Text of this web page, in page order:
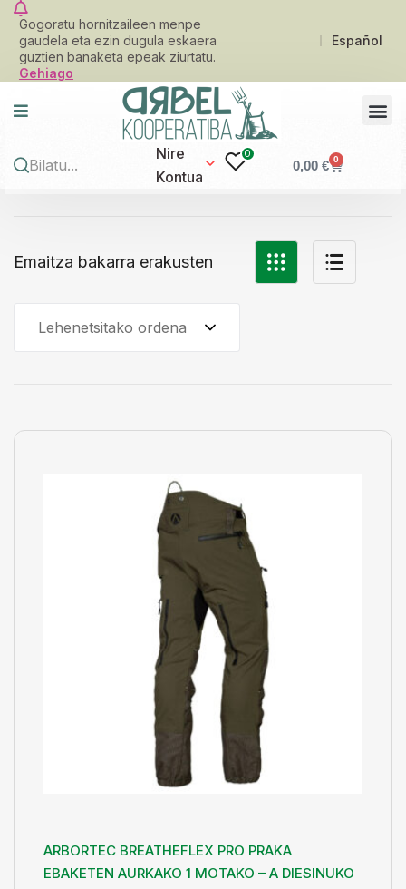
Gogoratu hornitzaileen menpe
gaudela eta ezin dugula eskaera
guztien banaketa epeak ziurtatu.
Gehiago
Español
Nire
Kontua
0
0,00€ 0
Emaitza bakarra erakusten
Lehenetsitako ordena
ARBORTEC BREATHEFLEX PRO PRAKA
EBAKETEN AURKAKO 1 MOTAKO – A DIESINUKO